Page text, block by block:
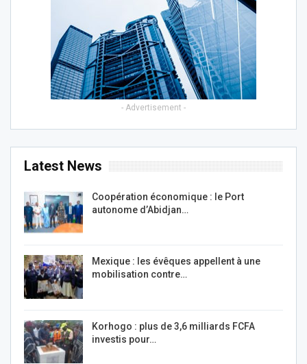
- Advertisement -
Latest News
Coopération économique : le Port
autonome d’Abidjan…
Mexique : les évêques appellent à une
mobilisation contre…
Korhogo : plus de 3,6 milliards FCFA
investis pour…